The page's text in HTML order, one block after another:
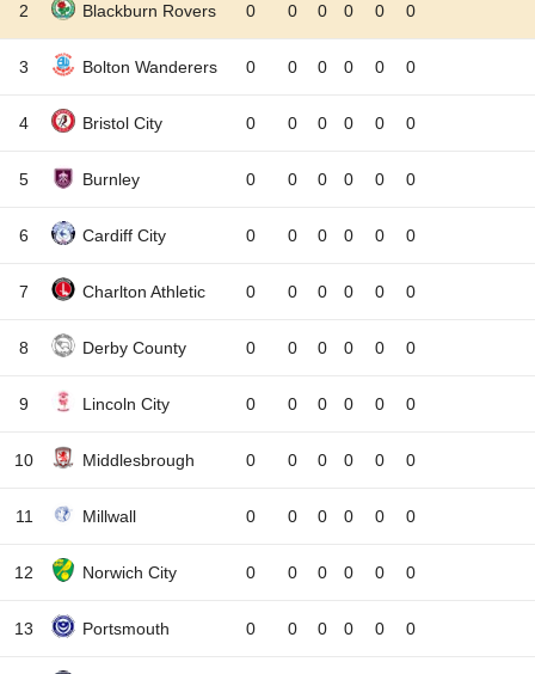
2 Blackburn Rovers 0 0 0 0 0 0
3 Bolton Wanderers 0 0 0 0 0 0
4 Bristol City 0 0 0 0 0 0
5 Burnley 0 0 0 0 0 0
6 Cardiff City 0 0 0 0 0 0
7 Charlton Athletic 0 0 0 0 0 0
8 Derby County 0 0 0 0 0 0
9 Lincoln City 0 0 0 0 0 0
10 Middlesbrough 0 0 0 0 0 0
11 Millwall 0 0 0 0 0 0
12 Norwich City 0 0 0 0 0 0
13 Portsmouth 0 0 0 0 0 0